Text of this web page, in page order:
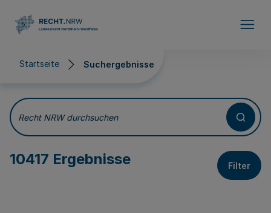
Startseite Suchergebnisse
Suchergebnisse
Recht NRW durchsuchen
10417 Ergebnisse Filter